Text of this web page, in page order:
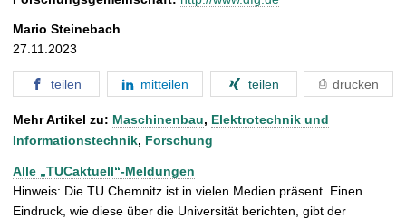
Mario Steinebach
27.11.2023
teilen mitteilen teilen drucken
Mehr Artikel zu: Maschinenbau, Elektrotechnik und
Informationstechnik, Forschung
Alle „TUCaktuell“-Meldungen
Hinweis: Die TU Chemnitz ist in vielen Medien präsent. Einen
Eindruck, wie diese über die Universität berichten, gibt der